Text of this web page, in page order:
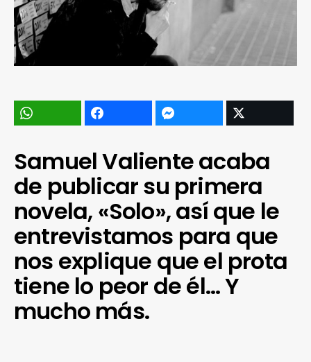
Samuel Valiente acaba
de publicar su primera
novela, «Solo», así que le
entrevistamos para que
nos explique que el prota
tiene lo peor de él… Y
mucho más.